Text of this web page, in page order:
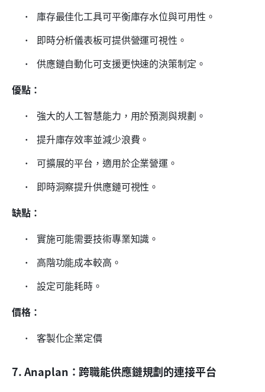
庫存最佳化工具可平衡庫存水位與可用性。
即時分析儀表板可提供營運可視性。
供應鏈自動化可支援更快速的決策制定。
優點：
強大的人工智慧能力，用於預測與規劃。
提升庫存效率並減少浪費。
可擴展的平台，適用於企業營運。
即時洞察提升供應鏈可視性。
缺點：
實施可能需要技術專業知識。
高階功能成本較高。
設定可能耗時。
價格：
客製化企業定價
7. Anaplan：跨職能供應鏈規劃的連接平台